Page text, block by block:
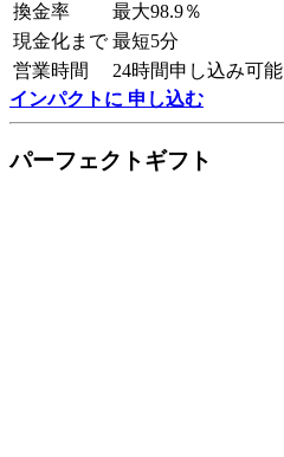
換金率
最大98.9％
現金化まで 最短5分
営業時間
24時間申し込み可能
インパクトに 申し込む
パーフェクトギフト